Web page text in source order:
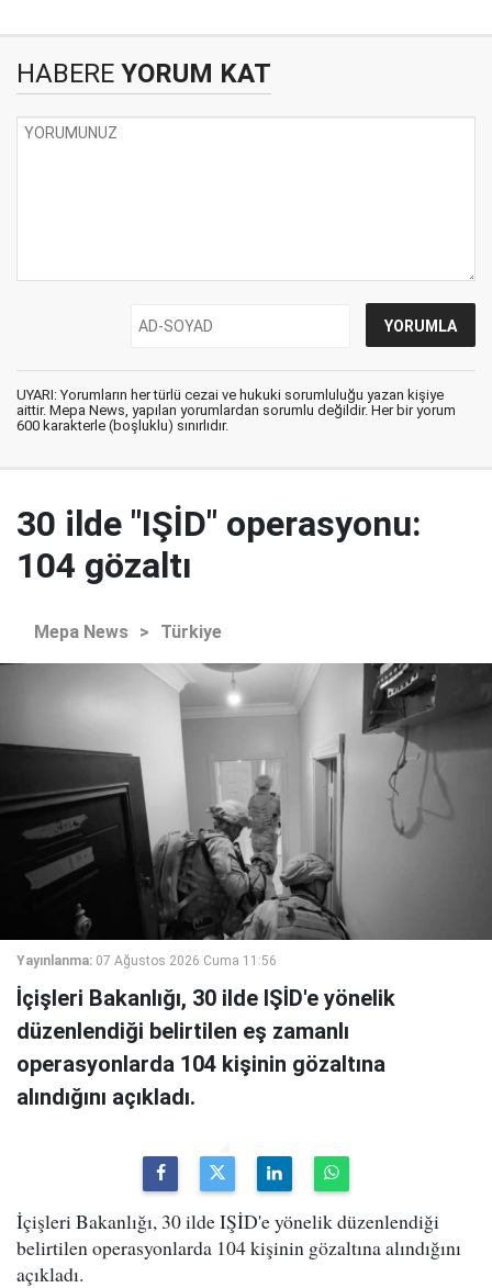
HABERE YORUM KAT
UYARI: Yorumların her türlü cezai ve hukuki sorumluluğu yazan kişiye
aittir. Mepa News, yapılan yorumlardan sorumlu değildir. Her bir yorum
600 karakterle (boşluklu) sınırlıdır.
30 ilde "IŞİD" operasyonu:
104 gözaltı
Mepa News > Türkiye
Yayınlanma: 07 Ağustos 2026 Cuma 11:56
İçişleri Bakanlığı, 30 ilde IŞİD'e yönelik
düzenlendiği belirtilen eş zamanlı
operasyonlarda 104 kişinin gözaltına
alındığını açıkladı.
İçişleri Bakanlığı, 30 ilde IŞİD'e yönelik düzenlendiği
belirtilen operasyonlarda 104 kişinin gözaltına alındığını
açıkladı.